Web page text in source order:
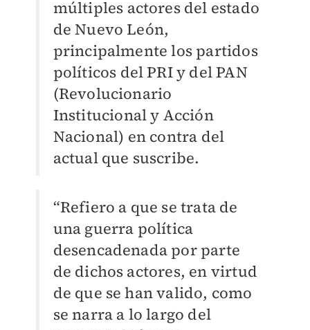
múltiples actores del estado
de Nuevo León,
principalmente los partidos
políticos del PRI y del PAN
(Revolucionario
Institucional y Acción
Nacional) en contra del
actual que suscribe.
“Refiero a que se trata de
una guerra política
desencadenada por parte
de dichos actores, en virtud
de que se han valido, como
se narra a lo largo del